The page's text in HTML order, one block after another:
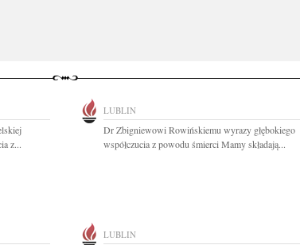
z...
LUBLIN
Dr Zbigniewowi Rowińskiemu wyrazy głębokiego
współczucia z powodu śmierci Mamy składają...
LUBLIN